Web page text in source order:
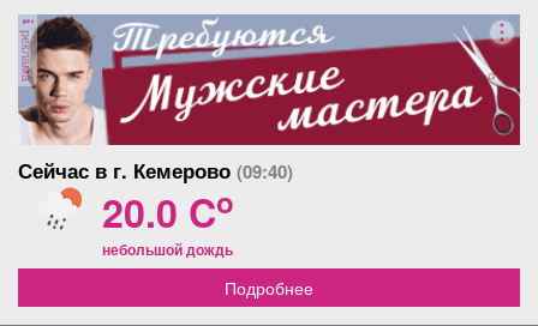
застеклен, с видом на двор,
где есть открытая
парковка. В квартире
нельзя курить, но можно
проживать с детьми.
Животные не допускаются.
реклама
Сейчас в г. Кемерово (09:40)
20.0 Co
небольшой дождь
Подробнее